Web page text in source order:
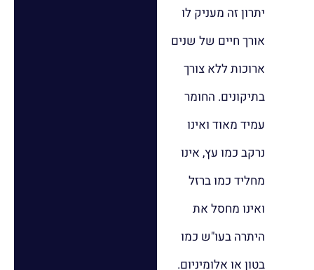
יתרון זה מעניק לו
אורך חיים של שנים
ארוכות ללא צורך
בתיקונים. החומר
עמיד מאוד ואינו
נרקב כמו עץ, אינו
מחליד כמו ברזל
ואינו מחסל את
היתרה בעו"ש כמו
בטון או אלומיניום.